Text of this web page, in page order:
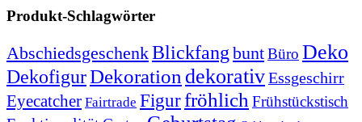
Produkt-Schlagwörter
AbschiedsgeschenkBlickfang buntBüro Deko
DekofigurDekoration dekorativEssgeschirr
Eyecatcher Fairtrade Figurfröhlich Frühstückstisch